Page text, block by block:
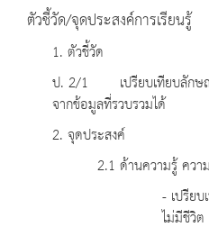
ตัวชี้วัด/จุดประสงค์การเรียนรู้
1. ตัวชี้วัด
ป. 2/1 เปรียบเทียบลักษณ
จากข้อมูลที่รวบรวมได้
2. จุดประสงค์
2.1 ด้านความรู้ ความ
- เปรีย
ไ